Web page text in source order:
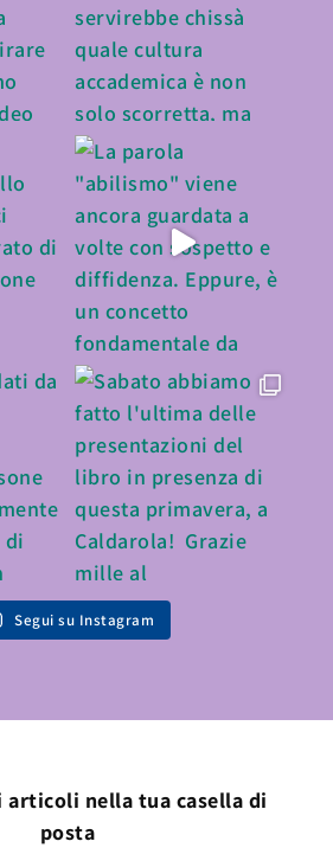
Segui su Instagram
articoli nella tua casella di
posta